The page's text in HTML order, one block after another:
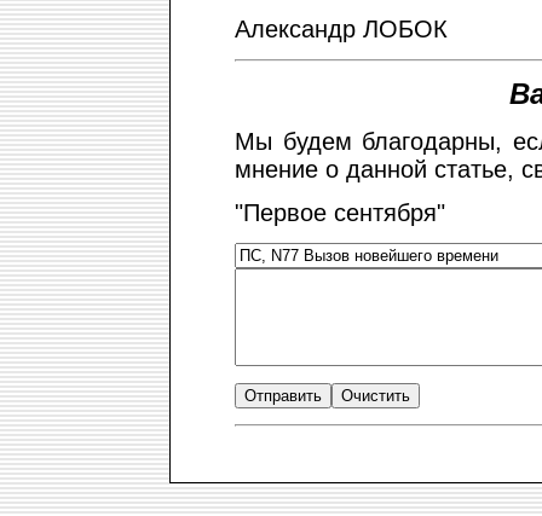
Александр ЛОБОК
Мы будем благодарны,
мнение о данной статье,
"Первое сентября"